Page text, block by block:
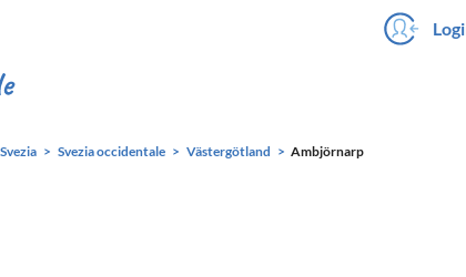
Svezia Svezia occidentale Västergötland Ambjörnarp